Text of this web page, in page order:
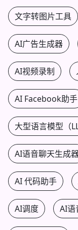
文字转图片工具
AI广告生成器
AI视频录制
AI Facebook助手
大型语言模型（
AI语音聊天生成
AI 代码助手
AI调度 AI语